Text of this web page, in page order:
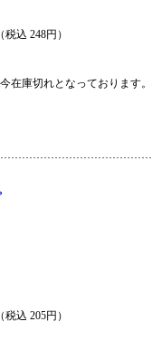
税込 248円）
在庫切れとなっております
税込 205円）